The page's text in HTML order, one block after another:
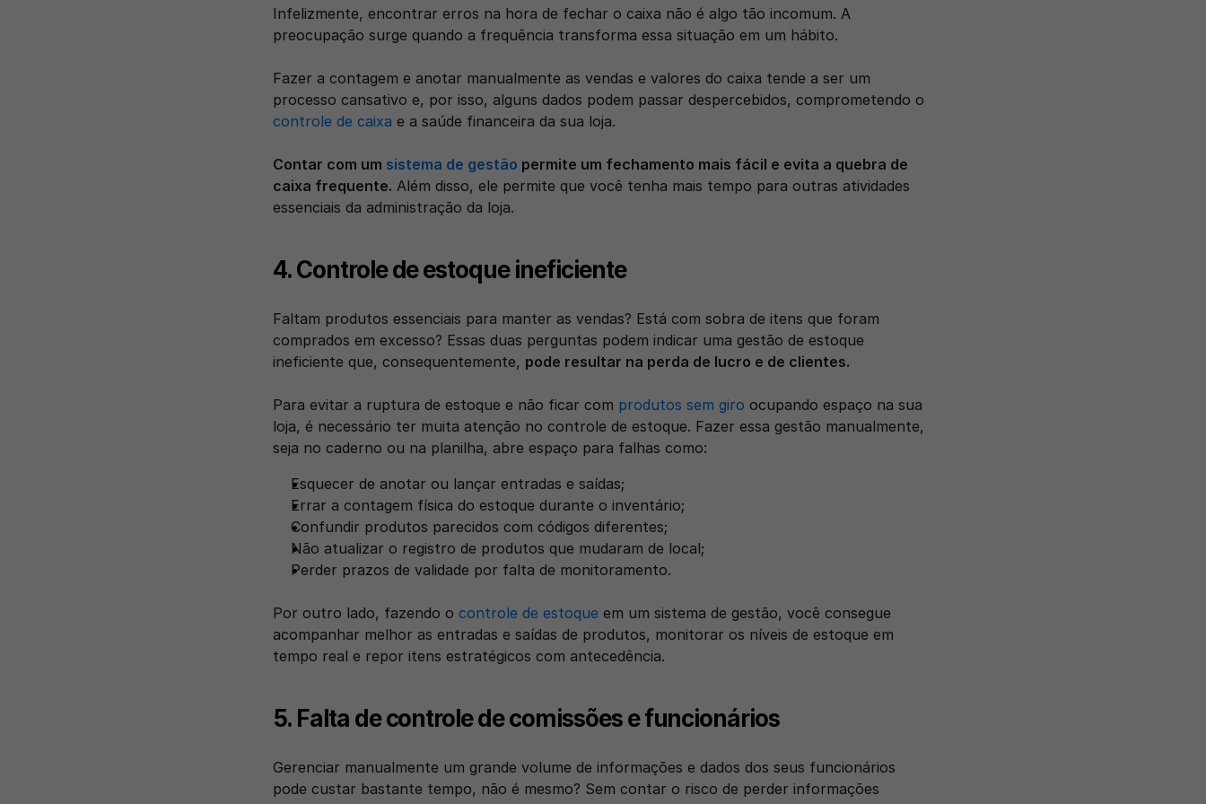
Infelizmente, encontrar erros na hora de fechar o caixa não é algo tão incomum. A
preocupação surge quando a frequência transforma essa situação em um hábito.
Fazer a contagem e anotar manualmente as vendas e valores do caixa tende a ser um
controle de caixa e a saúde financeira da sua loja.
Contar com um sistema de gestão permite um fechamento mais fácil e evita a quebra de
caixa frequente. Além disso, ele permite que você tenha mais tempo para outras atividades
essenciais da administração da loja.
4. Controle de estoque ineficiente
Faltam produtos essenciais para manter as vendas? Está com sobra de itens que foram
comprados em excesso? Essas duas perguntas podem indicar uma gestão de estoque
ineficiente que, consequentemente, pode resultar na perda de lucro e de clientes.
Para evitar a ruptura de estoque e não ficar com produtos sem giro ocupando espaço na sua
loja, é necessário ter muita atenção no controle de estoque. Fazer essa gestão manualmente,
seja no caderno ou na planilha, abre espaço para falhas como:
Esquecer de anotar ou lançar entradas e saídas;
Errar a contagem física do estoque durante o inventário;
Confundir produtos parecidos com códigos diferentes;
Não atualizar o registro de produtos que mudaram de local;
Perder prazos de validade por falta de monitoramento.
Por outro lado, fazendo o controle de estoque em um sistema de gestão, você consegue
acompanhar melhor as entradas e saídas de produtos, monitorar os níveis de estoque em
tempo real e repor itens estratégicos com antecedência.
5. Falta de controle de comissões e funcionários
Gerenciar manualmente um grande volume de informações e dados dos seus funcionários
pode custar bastante tempo, não é mesmo? Sem contar o risco de perder informações